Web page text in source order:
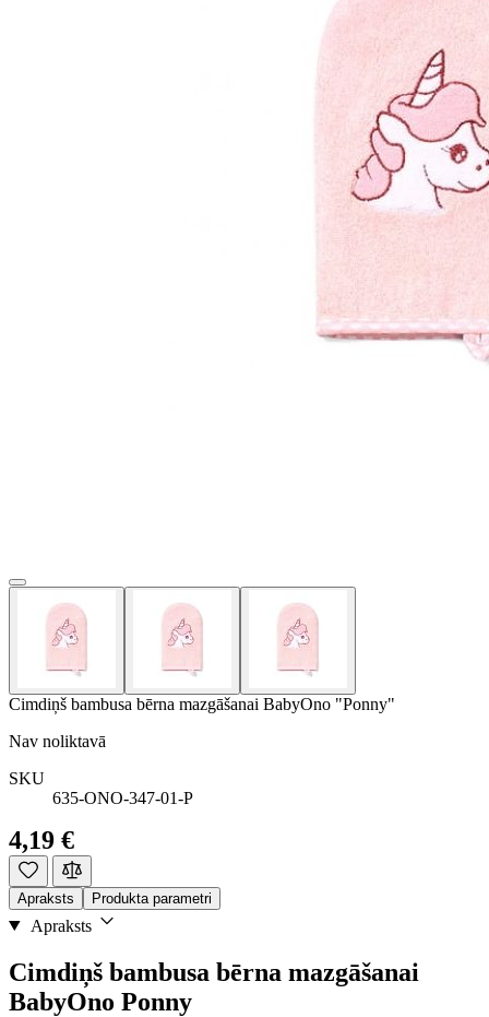
Cimdiņš bambusa bērna mazgāšanai BabyOno "Ponny"
Nav noliktavā
SKU
635-ONO-347-01-P
4,19 €
Apraksts Produkta parametri
Apraksts
Cimdiņš bambusa bērna mazgāšanai
BabyOno Ponny